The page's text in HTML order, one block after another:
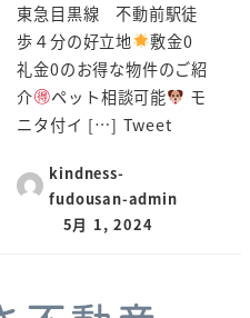
東急目黒線 不動前駅徒
歩４分の好立地
敷金0
礼金0のお得な物件のご紹
介
ペット相談可能
モ
ニタ付イ […] Tweet
kindness-
fudousan-admin
5月 1, 2024